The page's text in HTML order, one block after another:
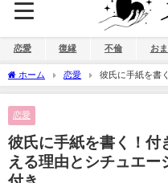
恋愛 復縁 不倫 お
ホーム 恋愛
彼氏に手紙を書
チュエーション＆彼への手紙の例文付き
恋愛
彼氏に手紙を書く！付
える理由とシチュエ